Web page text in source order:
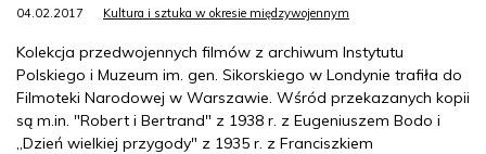
04.02.2017 Kultura i sztuka w okresie międzywojennym
Kolekcja przedwojennych filmów z archiwum Instytutu
Polskiego i Muzeum im. gen. Sikorskiego w Londynie trafiła do
Filmoteki Narodowej w Warszawie. Wśród przekazanych kopii
są m.in. "Robert i Bertrand" z 1938 r. z Eugeniuszem Bodo i
„Dzień wielkiej przygody" z 1935 r. z Franciszkiem